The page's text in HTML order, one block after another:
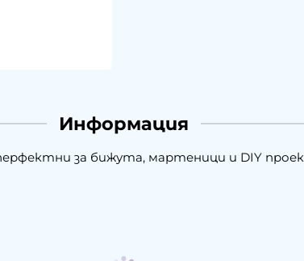
Информация
за бижута, мартеници и DIY